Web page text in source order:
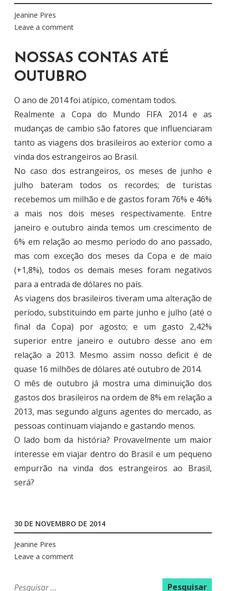
Jeanine Pires
Leave a comment
NOSSAS CONTAS ATÉ
OUTUBRO
O ano de 2014 foi atípico, comentam todos.
Realmente a Copa do Mundo FIFA 2014 e as
mudanças de cambio são fatores que influenciaram
tanto as viagens dos brasileiros ao exterior como a
vinda dos estrangeiros ao Brasil.
No caso dos estrangeiros, os meses de junho e
julho bateram todos os recordes; de turistas
recebemos um milhão e de gastos foram 76% e 46%
a mais nos dois meses respectivamente. Entre
janeiro e outubro ainda temos um crescimento de
6% em relação ao mesmo período do ano passado,
mas com exceção dos meses da Copa e de maio
(+1,8%), todos os demais meses foram negativos
para a entrada de dólares no país.
As viagens dos brasileiros tiveram uma alteração de
período, substituindo em parte junho e julho (até o
final da Copa) por agosto; e um gasto 2,42%
superior entre janeiro e outubro desse ano em
relação a 2013. Mesmo assim nosso deficit é de
quase 16 milhões de dólares até outubro de 2014.
O mês de outubro já mostra uma diminuição dos
gastos dos brasileiros na ordem de 8% em relação a
2013, mas segundo alguns agentes do mercado, as
pessoas continuam viajando e gastando menos.
O lado bom da história? Provavelmente um maior
interesse em viajar dentro do Brasil e um pequeno
empurrão na vinda dos estrangeiros ao Brasil,
será?
30 DE NOVEMBRO DE 2014
Jeanine Pires
Leave a comment
P